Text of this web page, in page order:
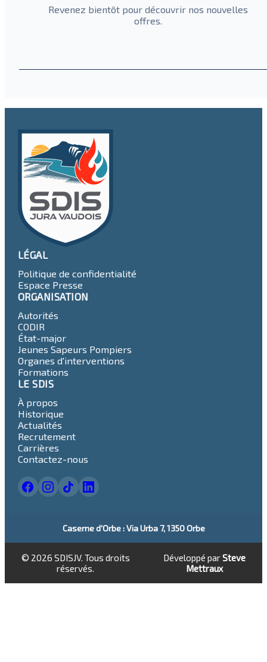
Revenez bientôt pour découvrir nos nouvelles
offres.
LÉGAL
Politique de confidentialité
Espace Presse
ORGANISATION
Autorités
CODIR
État-major
Jeunes Sapeurs Pompiers
Organes d'interventions
Formations
LE SDIS
À propos
Historique
Actualités
Recrutement
Carrières
Contactez-nous
Caserne d'Orbe: Via Urba 7, 1350 Orbe
© 2026 SDISJV. Tous droits
réservés.
Développé parSteve
Mettraux